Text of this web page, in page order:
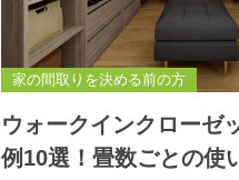
家の間取りを決める前の方
ウォークインクローゼ
例10選！畳数ごとの使